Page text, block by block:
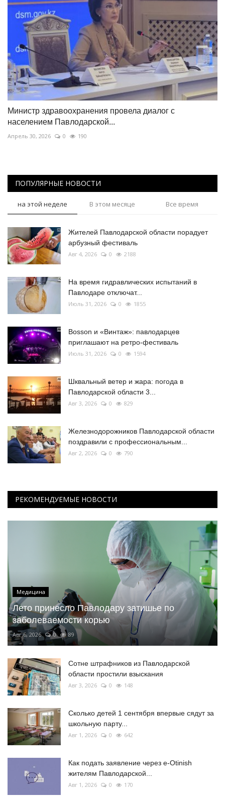
Министр здравоохранения провела диалог с
населением Павлодарской...
Апрель 30, 2026 0 190
ПОПУЛЯРНЫЕ НОВОСТИ
на этой неделе В этом месяце Все время
Жителей Павлодарской области порадует
арбузный фестиваль
Авг 4, 2026 0 2188
На время гидравлических испытаний в
Павлодаре отключат...
Июль 31, 2026 0 1855
Bosson и «Винтаж»: павлодарцев
приглашают на ретро-фестиваль
Июль 31, 2026 0 1594
Шквальный ветер и жара: погода в
Павлодарской области 3...
Авг 3, 2026 0 829
Железнодорожников Павлодарской области
поздравили с профессиональным...
Авг 2, 2026 0 790
РЕКОМЕНДУЕМЫЕ НОВОСТИ
Медицина
Лето принесло Павлодару затишье по
заболеваемости корью
Авг 6, 2026 0 89
Сотне штрафников из Павлодарской
области простили взыскания
Авг 3, 2026 0 148
Сколько детей 1 сентября впервые сядут за
школьную парту...
Авг 1, 2026 0 642
Как подать заявление через e-Otinish
жителям Павлодарской...
Авг 1, 2026 0 170